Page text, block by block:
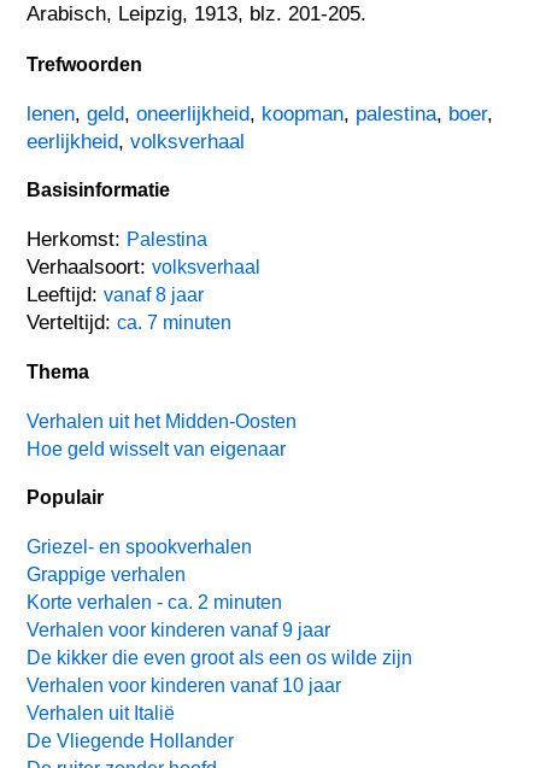
Arabisch, Leipzig, 1913, blz. 201-205.
Trefwoorden
lenen,geld,oneerlijkheid, koopman, palestina, boer,
eerlijkheid,volksverhaal
Basisinformatie
Herkomst: Palestina
Verhaalsoort:volksverhaal
Leeftijd:vanaf 8 jaar
Verteltijd:ca. 7 minuten
Thema
Verhalen uit het Midden-Oosten
Hoe geld wisselt van eigenaar
Populair
Griezel- en spookverhalen
Grappige verhalen
Korte verhalen - ca. 2 minuten
Verhalen voor kinderen vanaf 9 jaar
De kikker die even groot als een os wilde zijn
Verhalen voor kinderen vanaf 10 jaar
Verhalen uit Italië
De Vliegende Hollander